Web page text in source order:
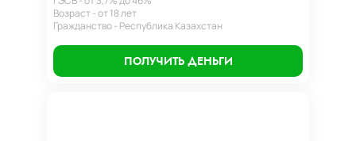
Возраст - от 18 лет
Гражданство - Республика Казахстан
ПОЛУЧИТЬ ДЕНЬГИ